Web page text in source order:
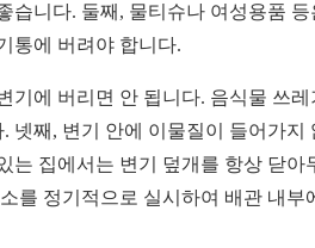
습니다. 둘째, 물티슈나 여성용품 등
통에 버려야 합니다.
기에 버리면 안 됩니다. 음식물 쓰레
넷째, 변기 안에 이물질이 들어가지
는 집에서는 변기 덮개를 항상 닫아
를 정기적으로 실시하여 배관 내부